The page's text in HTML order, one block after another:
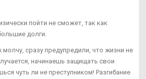
пойти не сможет, так как
долги.
молчу, сразу предупредили, что жизни не
начинаешь защищать свои
чуть ли не преступником! Разгибание